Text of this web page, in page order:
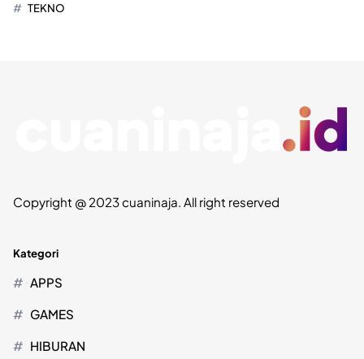
TEKNO
Copyright @ 2023 cuaninaja. All right reserved
Kategori
APPS
GAMES
HIBURAN